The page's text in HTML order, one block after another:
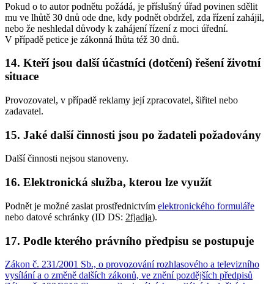
Pokud o to autor podnětu požádá, je příslušný úřad povinen sdělit
mu ve lhůtě 30 dnů ode dne, kdy podnět obdržel, zda řízení zahájil,
nebo že neshledal důvody k zahájení řízení z moci úřední.
V případě petice je zákonná lhůta též 30 dnů.
14. Kteří jsou další účastníci (dotčení) řešení životní
situace
Provozovatel, v případě reklamy její zpracovatel, šiřitel nebo
zadavatel.
15. Jaké další činnosti jsou po žadateli požadovány
Další činnosti nejsou stanoveny.
16. Elektronická služba, kterou lze využít
Podnět je možné zaslat prostřednictvím elektronického formuláře
nebo datové schránky (ID DS: 2fjadja).
17. Podle kterého právního předpisu se postupuje
Zákon č. 231/2001 Sb., o provozování rozhlasového a televizního
vysílání a o změně dalších zákonů, ve znění pozdějších předpisů